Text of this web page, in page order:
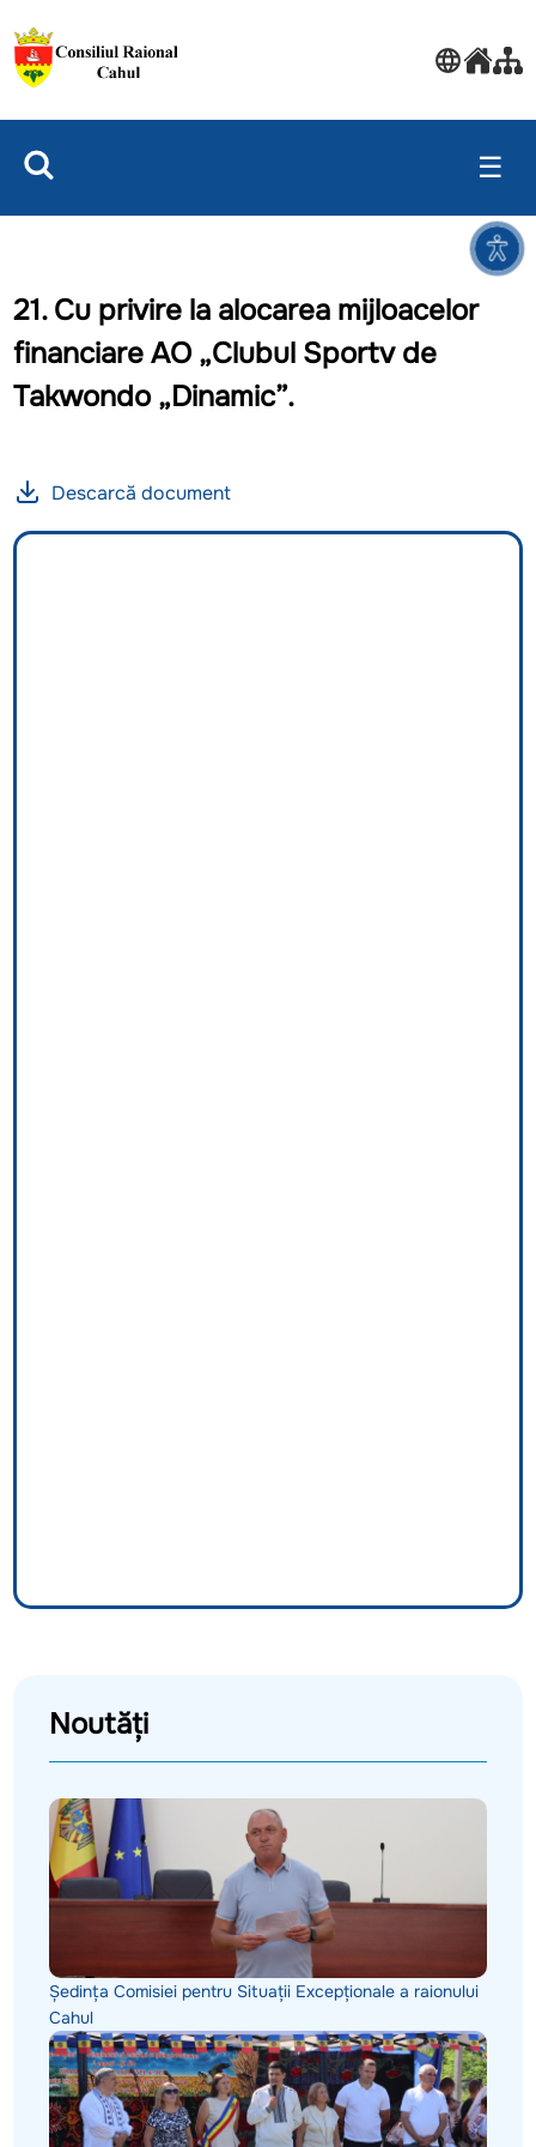
☰
21. Cu privire la alocarea mijloacelor
financiare AO „Clubul Sportv de
Takwondo „Dinamic”.
Descarcă document
Noutăți
Ședința Comisiei pentru Situații Excepționale a raionului
Cahul